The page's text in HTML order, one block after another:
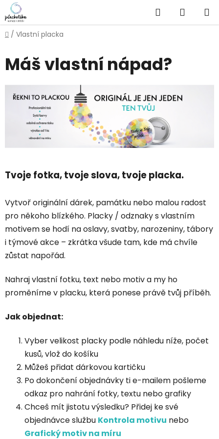
Přejít
na
obsah
Hledat
KOŠÍK
Domů
/ Vlastní placka
Máš vlastní nápad?
Tvoje fotka, tvoje slova, tvoje placka.
Vytvoř originální dárek, památku nebo malou radost
pro někoho blízkého. Placky / odznaky s vlastním
motivem se hodí na oslavy, svatby, narozeniny, tábory
i týmové akce – zkrátka všude tam, kde má chvíle
zůstat napořád.
Nahraj vlastní fotku, text nebo motiv a my ho
proměníme v placku, která ponese právě tvůj příběh.
Jak objednat:
Vyber velikost placky podle náhledu níže, počet
kusů, vlož do košíku
Můžeš přidat dárkovou kartičku
Po dokončení objednávky ti e-mailem pošleme
odkaz pro nahrání fotky, textu nebo grafiky
Chceš mít jistotu výsledku? Přidej ke své
objednávce službu Kontrola motivu nebo
Grafický motiv na míru